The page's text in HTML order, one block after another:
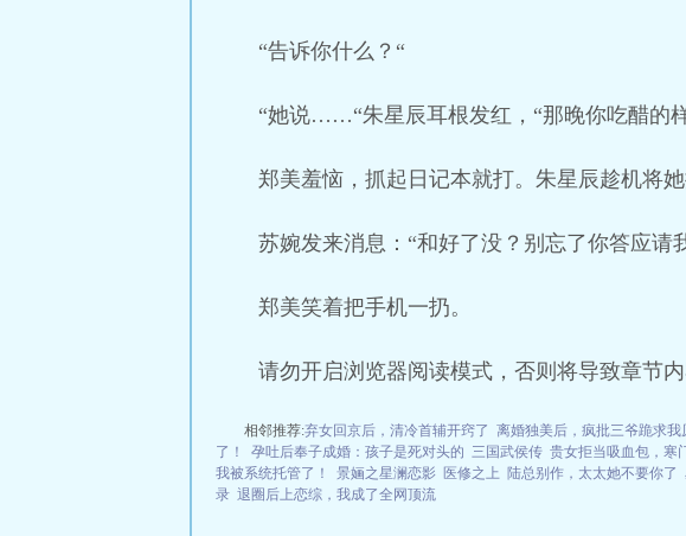
“告诉你什么？“
“她说……“朱星辰耳根发红，“那晚你吃醋的
郑美羞恼，抓起日记本就打。朱星辰趁机将她
苏婉发来消息：“和好了没？别忘了你答应请
郑美笑着把手机一扔。
请勿开启浏览器阅读模式，否则将导致章节
相邻推荐:弃女回京后，清冷首辅开窍了 离婚独美后，疯批三爷跪求我
了！
孕吐后奉子成婚：孩子是死对头的 三国武侯传 贵女拒当吸血包，寒
我被系统托管了！
景婳之星澜恋影 医修之上 陆总别作，太太她不要你了
录 退圈后上恋综，我成了全网顶流